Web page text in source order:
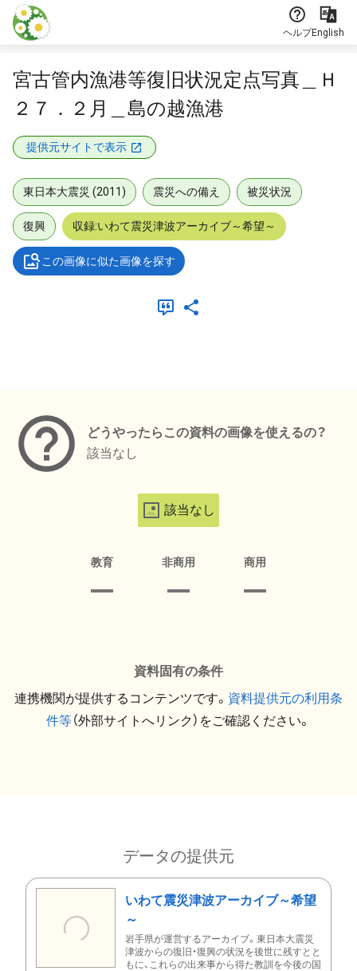
本文に飛ぶ
ヘルプEnglish
宮古管内漁港等復旧状況定点写真＿Ｈ
２７．２月＿島の越漁港
提供元サイトで表示
東日本大震災 (2011) 震災への備え 被災状況
復興 収録:いわて震災津波アーカイブ～希望～
この画像に似た画像を探す
どうやったらこの資料の画像を使えるの？
該当なし
該当なし
教育 非商用 商用
資料固有の条件
連携機関が提供するコンテンツです。 資料提供元の利用条
件等（外部サイトへリンク）をご確認ください。
データの提供元
いわて震災津波アーカイブ～希望
～
岩手県が運営するアーカイブ。東日本大震災
津波からの復旧・復興の状況を後世に残すとと
もに、これらの出来事から得た教訓を今後の国